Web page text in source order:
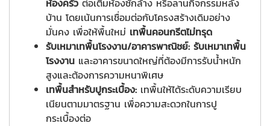
ห้องครัว ต่อเติมห้องซักล้าง หรือลานกิจกรรมหลัง
บ้าน โดยเน้นการเชื่อมต่อกับโครงสร้างเดิมอย่าง
มั่นคง เพื่อให้พื้นใหม่ เทพื้นคอนกรีตไม่ทรุด
รับเหมาเทพื้นโรงงาน/อาคารพาณิชย์: รับเหมาเทพื้น
โรงงาน และอาคารขนาดใหญ่ที่ต้องมีการรับน้ำหนัก
สูงและต้องการความหนาพิเศษ
เทพื้นสำหรับปูกระเบื้อง: เทพื้นให้ได้ระดับความเรียบ
เนียนตามมาตรฐาน เพื่อความสะดวกในการปู
กระเบื้องต่อ